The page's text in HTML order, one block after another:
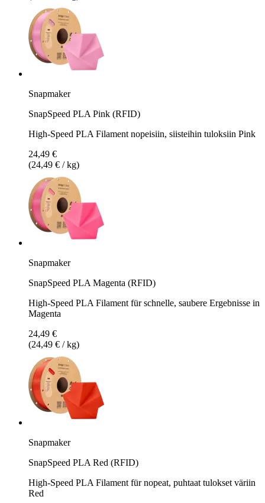
Snapmaker
SnapSpeed PLA Pink (RFID)
High-Speed PLA Filament nopeisiin, siisteihin tuloksiin Pink
24,49 €
(24,49 € / kg)
Snapmaker
SnapSpeed PLA Magenta (RFID)
High-Speed PLA Filament für schnelle, saubere Ergebnisse in
Magenta
24,49 €
(24,49 € / kg)
Snapmaker
SnapSpeed PLA Red (RFID)
High-Speed PLA Filament für nopeat, puhtaat tulokset väriin
Red